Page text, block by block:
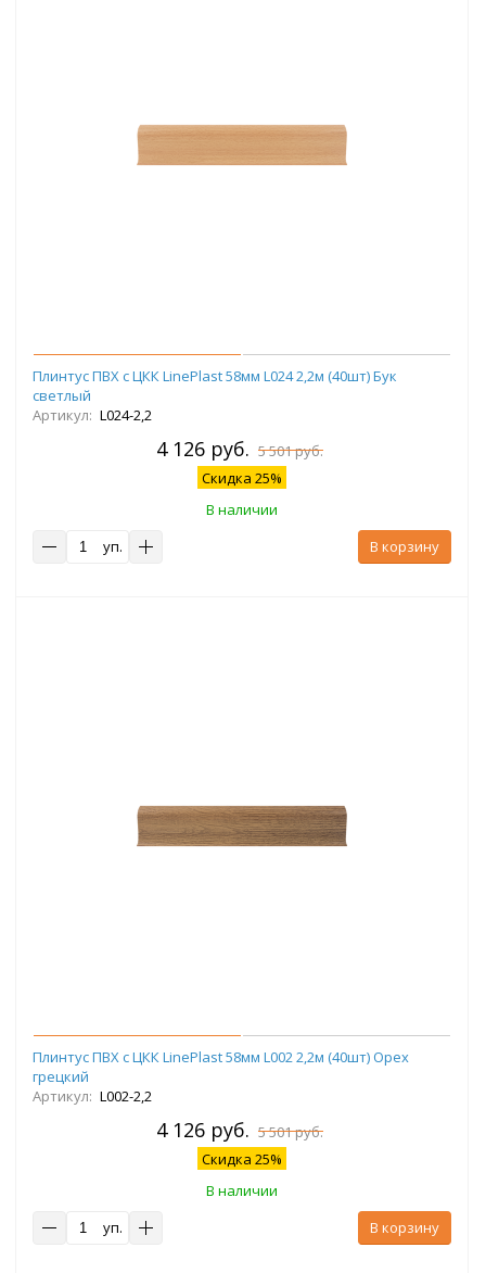
Плинтус ПВХ с ЦКК LinePlast 58мм L024 2,2м (40шт) Бук
светлый
Артикул: L024-2,2
4 126 руб. 5 501 руб.
Скидка 25%
В наличии
уп.
В корзину
Плинтус ПВХ с ЦКК LinePlast 58мм L002 2,2м (40шт) Орех
грецкий
Артикул: L002-2,2
4 126 руб. 5 501 руб.
Скидка 25%
В наличии
уп.
В корзину